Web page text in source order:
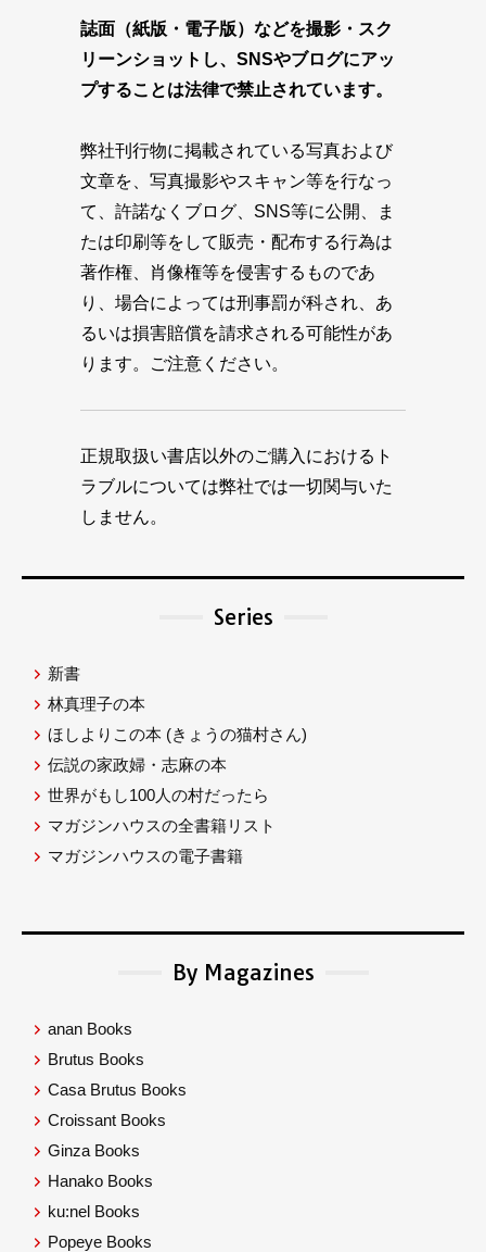
誌面（紙版・電子版）などを撮影・スク
リーンショットし、SNSやブログにアッ
プすることは法律で禁止されています。
弊社刊行物に掲載されている写真および
文章を、写真撮影やスキャン等を行なっ
て、許諾なくブログ、SNS等に公開、ま
たは印刷等をして販売・配布する行為は
著作権、肖像権等を侵害するものであ
り、場合によっては刑事罰が科され、あ
るいは損害賠償を請求される可能性があ
ります。ご注意ください。
正規取扱い書店以外のご購入におけるト
ラブルについては弊社では一切関与いた
しません。
Series
新書
林真理子の本
ほしよりこの本 (きょうの猫村さん)
伝説の家政婦・志麻の本
世界がもし100人の村だったら
マガジンハウスの全書籍リスト
マガジンハウスの電子書籍
By Magazines
anan Books
Brutus Books
Casa Brutus Books
Croissant Books
Ginza Books
Hanako Books
ku:nel Books
Popeye Books